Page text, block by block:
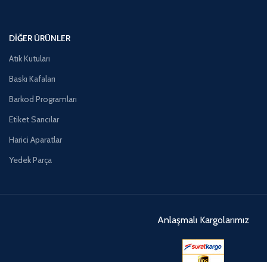
DIĞER ÜRÜNLER
Atık Kutuları
Baskı Kafaları
Barkod Programları
Etiket Sarıcılar
Harici Aparatlar
Yedek Parça
Anlaşmalı Kargolarımız